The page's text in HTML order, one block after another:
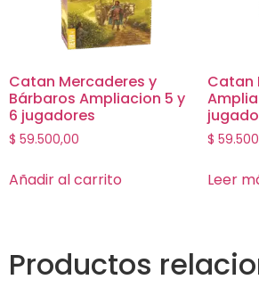
Catan Mercaderes y
Bárbaros Ampliacion 5 y
6 jugadores
$ 59.500,00
Añadir al carrito
Catan
$
Leer
Productos